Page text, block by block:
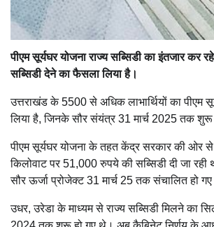
पीएम सूर्यघर योजना राज्य सब्सिडी का इंतजार
सब्सिडी देने का फैसला लिया है।
उत्तराखंड के 5500 से अधिक लाभार्थियों का पीएम
लिया है, जिनके सौर संयंत्र 31 मार्च 2025 तक शुरू
पीएम सूर्यघर योजना के तहत केंद्र सरकार की ओर
किलोवाट पर 51,000 रुपये की सब्सिडी दी जा
सौर ऊर्जा प्रोजेक्ट 31 मार्च 25 तक संचालित हो
उधर, उरेडा के माध्यम से राज्य सब्सिडी मिलने का